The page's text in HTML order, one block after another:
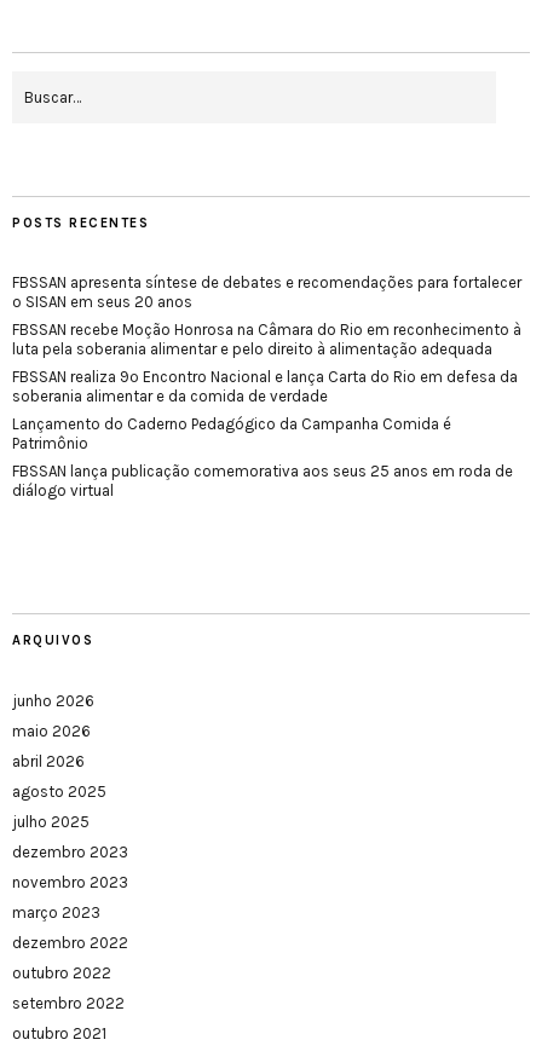
POSTS RECENTES
FBSSAN apresenta síntese de debates e recomendações para fortalecer
o SISAN em seus 20 anos
FBSSAN recebe Moção Honrosa na Câmara do Rio em reconhecimento à
luta pela soberania alimentar e pelo direito à alimentação adequada
FBSSAN realiza 9º Encontro Nacional e lança Carta do Rio em defesa da
soberania alimentar e da comida de verdade
Lançamento do Caderno Pedagógico da Campanha Comida é
Patrimônio
FBSSAN lança publicação comemorativa aos seus 25 anos em roda de
diálogo virtual
ARQUIVOS
junho 2026
maio 2026
abril 2026
agosto 2025
julho 2025
dezembro 2023
novembro 2023
março 2023
dezembro 2022
outubro 2022
setembro 2022
outubro 2021